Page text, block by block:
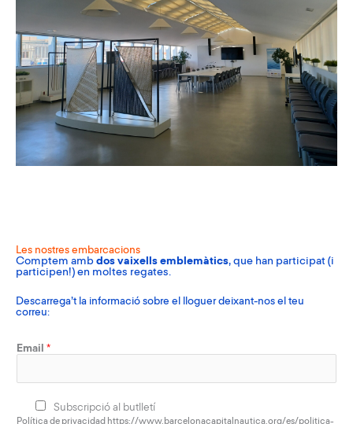
Les nostres embarcacions
Comptem amb dos vaixells emblemàtics, que han participat (i
participen!) en moltes regates.
Descarrega’t la informació sobre el lloguer deixant-nos el teu
correu:
Email *
Subscripció al butlletí
Política de privacidad https://www.barcelonacapitalnautica.org/es/politica-